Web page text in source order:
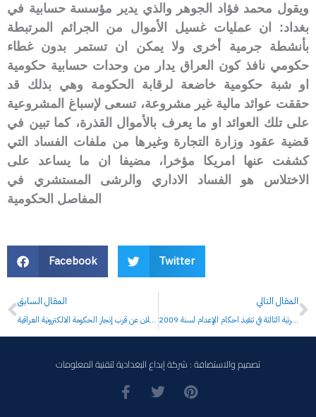
ويقول محمد فؤاد الجوهر والذي يدير مؤسسة حسابية في
بغداد: ان عمليات غسيل الأموال من الجرائم المرتبطة
بأنشطة جرمية أخرى ولا يمكن ان تستمر بدون غطاء
حكومي نافذ كون العراق يدار من وحدات حسابية حكومية
او شبة حكومية خاضعة لرقابة الحكومة وهي بذلك قد
حققت عوائد مالية غير مشروعة، تسعى لإسباغ المشروعية
على تلك العوائد او ما يعرف بالأموال القذرة، كما تبين في
قضية عقود وزارة التجارة وغيرها من ملفات الفساد التي
كشفت عنها امريكا مؤخرا، مضيفا ان ما يساعد على
الاختلاس هو الفساد الاداري والرشى المستشري في
المفاصل الحكومية
Facebook Twitter
Prev
المقال السابق
اقرأ ولا تصدق .. الاعلان عن قرب إنجاز الحكومة الالكترونية العراقية
المقال التالي
العراق في المرتبة الثالثة في تنفيذ احكام الإعدام لسنة 2009
تصميم والاستضافة : شركة إبداع البغدادية لتقنية المعلومات
F
a
T P
i